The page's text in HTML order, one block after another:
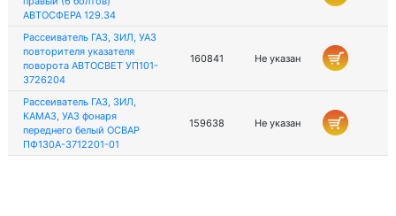
АВТОСФЕРА 129.34
Рассеиватель ГАЗ, ЗИЛ, УАЗ
повторителя указателя
поворота АВТОСВЕТ УП101-
3726204
160841 Не указан
Рассеиватель ГАЗ, ЗИЛ,
КАМАЗ, УАЗ фонаря
переднего белый ОСВАР
ПФ130А-3712201-01
159638 Не указан